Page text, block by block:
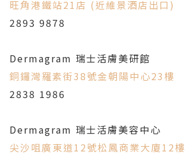
旺角港鐵站21店 (近維景酒店出口)
2893 9878
Dermagram 瑞士活膚美研館
銅鑼灣羅素街38號金朝陽中心23樓
2838 1986
Dermagram 瑞士活膚美容中心
尖沙咀廣東道12號松鳳商業大廈12樓